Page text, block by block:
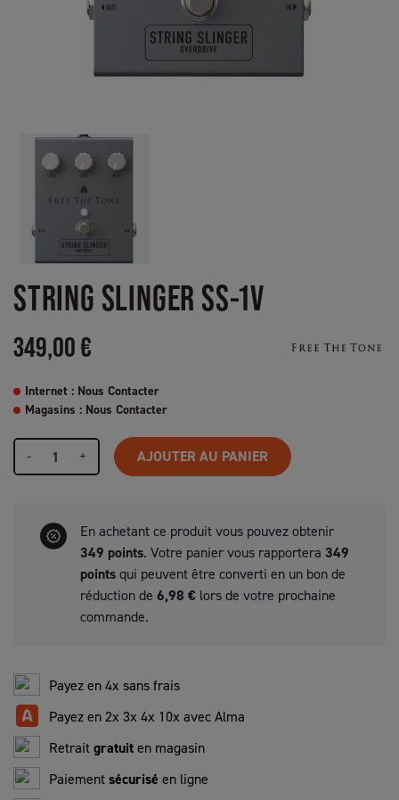
STRING SLINGER SS-1V
349,00 €
Internet : Nous Contacter
Magasins : Nous Contacter
- + AJOUTER AU PANIER
En achetant ce produit vous pouvez obtenir
349 points. Votre panier vous rapportera 349
pointsqui peuvent être converti en un bon de
réduction de 6,98 €lors de votre prochaine
commande.
Payez en 4x sans frais
Payez en 2x 3x 4x 10x avec Alma
Retraitgratuiten magasin
Paiementsécurisé en ligne